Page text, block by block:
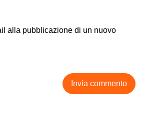
alla pubblicazione di un nuovo